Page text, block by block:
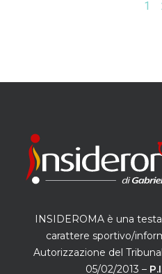
1
INSIDEROMA è una
carattere sportivo/
Autorizzazione del
05/02/2013 –